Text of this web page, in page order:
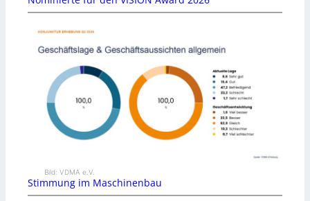
Bild: VDMA e.V.
Stimmung im Maschinenbau